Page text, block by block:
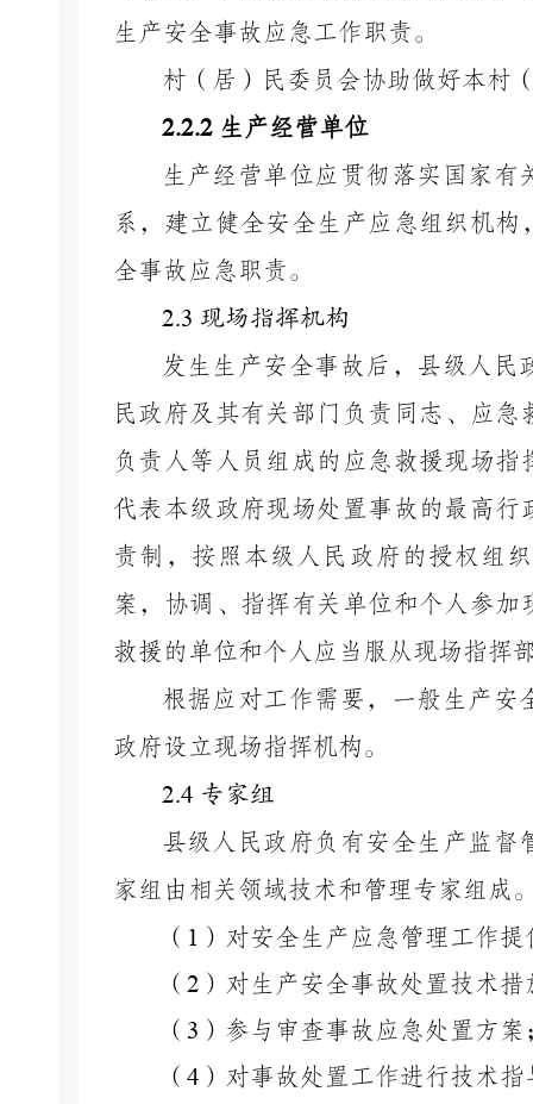
生产安全事故应急工作职责。
村（居）民委员会协助做好本村
2.2.2 生产经营单位
生产经营单位应贯彻落实国家
系，建立健全安全生产应急组织机构
全事故应急职责。
2.3 现场指挥机构
发生生产安全事故后， 县级 人民
民政府及其有关部门负责 同志 、应急
负责人等人员组成的应急救援现场
代表本级政府现场处置事故的最高行
责制，按照本级人民政府的授权组
案，协调、指挥有关单位和个人参
救援的单位和个人应当服从现场指挥
根据应对工作需要， 一般生产安
政府设立现场指挥机构。
2.4 专家组
县级人民政府负有安全生产监
家组由相关领域技术和管理专家组成
（ 1 ）对安全生产应急管理工作
（ 2 ）对生产安全事故处置技术
（ 3 ）参与审查事故应急处置方案
（ 4 ）对事故处置工作进行技术指